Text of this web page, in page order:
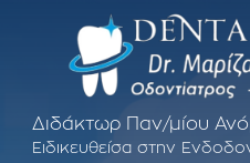
Διδάκτωρ Παν/μίου
Ειδικευθείσα στην